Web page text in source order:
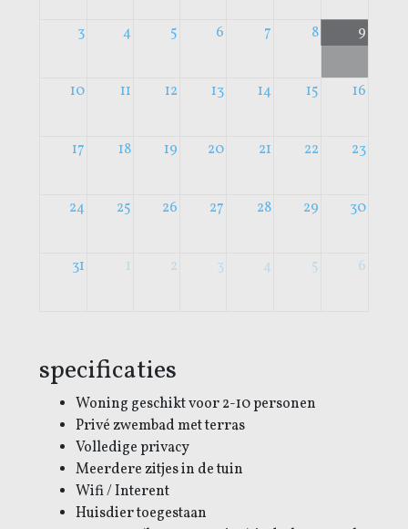
3 4 5 6 7 8 9
10 11 12 13 14 15 16
17 18 19 20 21 22 23
24 25 26 27 28 29 30
31 1 2 3 4 5 6
specificaties
Woning geschikt voor 2-10 personen
Privé zwembad met terras
Volledige privacy
Meerdere zitjes in de tuin
Wifi / Interent
Huisdier toegestaan